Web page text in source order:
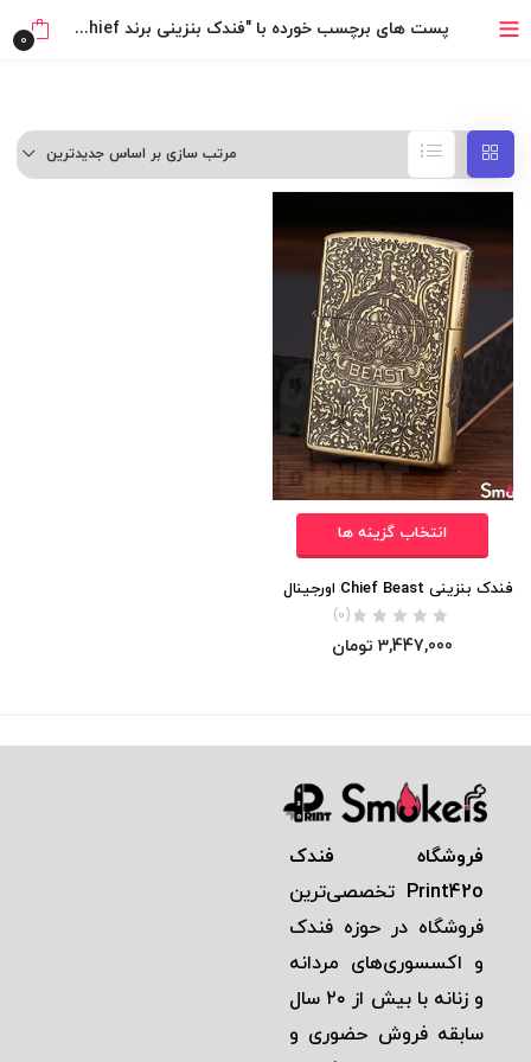
خرید قسطی با ترب‌پی پست های برچسب خورده با "فندک بنزینی برند Chief طرح Beast" 0
مرتب سازی بر اساس جدیدترین
انتخاب گزینه ها
فندک بنزینی Chief Beast اورجینال
(0)
3,447,000 تومان
فروشگاه فندک
Print42o تخصصی‌ترين
فروشگاه در حوزه فندک
و اكسسوری‌های مردانه
و زنانه با بيش از ٢٠ سال
سابقه فروش حضوری و